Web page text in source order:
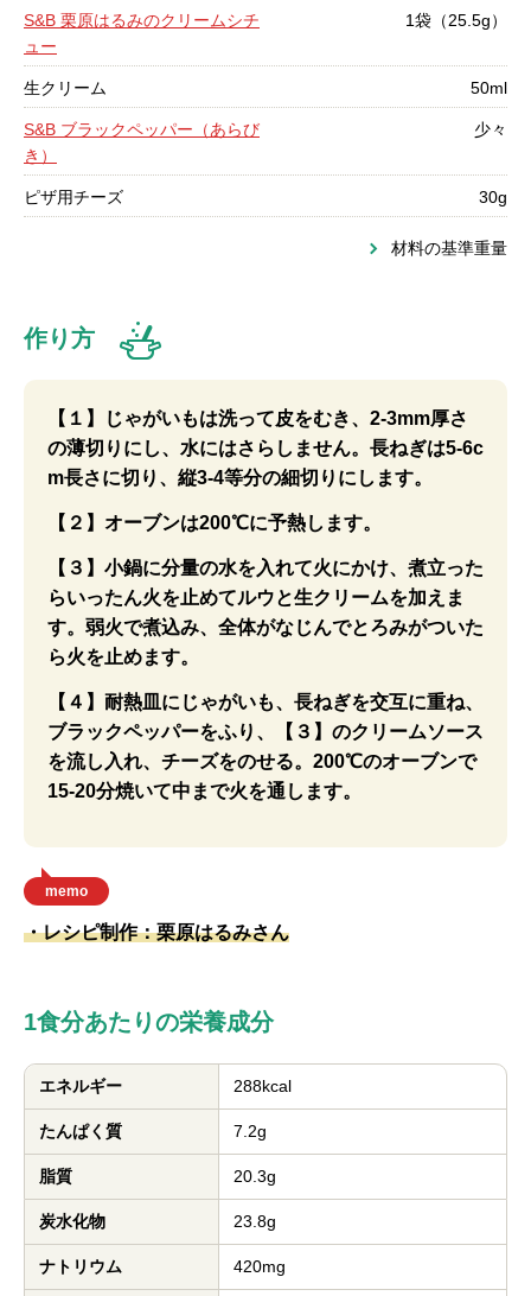
S&B 栗原はるみのクリームシチ
ュー
1袋（25.5g）
生クリーム 50ml
S&B ブラックペッパー（あらび
き）
少々
ピザ用チーズ 30g
材料の基準重量
作り方
【１】じゃがいもは洗って皮をむき、2-3mm厚さ
の薄切りにし、水にはさらしません。長ねぎは5-6c
m長さに切り、縦3-4等分の細切りにします。
【２】オーブンは200℃に予熱します。
【３】小鍋に分量の水を入れて火にかけ、煮立った
らいったん火を止めてルウと生クリームを加えま
す。弱火で煮込み、全体がなじんでとろみがついた
ら火を止めます。
【４】耐熱皿にじゃがいも、長ねぎを交互に重ね、
ブラックペッパーをふり、【３】のクリームソース
を流し入れ、チーズをのせる。200℃のオーブンで
15-20分焼いて中まで火を通します。
memo
・レシピ制作：栗原はるみさん
1食分あたりの栄養成分
エネルギー 288kcal
たんぱく質 7.2g
脂質 20.3g
炭水化物 23.8g
ナトリウム 420mg